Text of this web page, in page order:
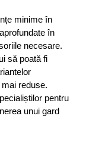
minime în
în
necesare.
să poată fi
reduse.
pentru
unui gard